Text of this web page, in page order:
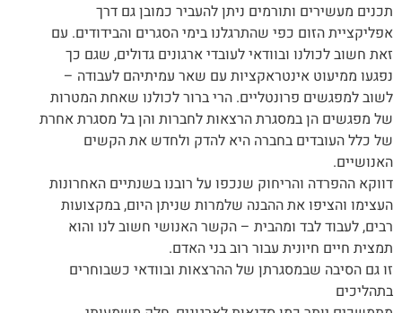
תכנים מעשירים ותורמים ניתן להעביר כמובן גם דרך
אפליקציית הזום כפי שהתרגלנו בימי הסגרים והבידודים. עם
זאת חשוב לכולנו ובוודאי לעובדי ארגונים גדולים, שגם כך
נפגעו ממיעוט אינטראקציות עם שאר עמיתיהם לעבודה –
לשוב למפגשים פרונטליים. הרי ברור לכולנו שאחת המטרות
של מפגשים הן במסגרת הרצאות לחברות והן בל מסגרת אחרת
של כלל העובדים בחברה היא להדק ולחדש את הקשים
האנושיים.
דווקא ההפרדה והריחוק שנכפו על רובנו בשנתיים האחרונות
העצימו והציפו את ההבנה שלמרות שניתן היום, במקצועות
רבים, לעבוד לבד ומהבית – הקשר האנושי חשוב לנו והוא
תמצית חיים חיונית עבור רוב בני האדם.
זו גם הסיבה שבמסגרתן של ההרצאות ובוודאי כשבוחרים
בתהליכים